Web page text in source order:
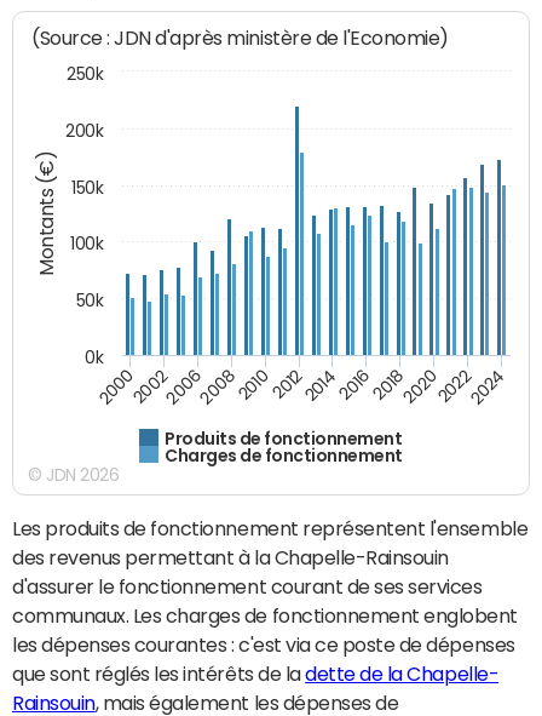
Montants (€)
(Source : JDN d'après ministère de l'Economie)
Produits de fonctionnement
Charges de fonctionnement
200020022006200820102012201420162018202020222024
0k
50k
100k
150k
200k
250k
© JDN 2026
Les produits de fonctionnement représentent l'ensemble
des revenus permettant à la Chapelle-Rainsouin
d'assurer le fonctionnement courant de ses services
communaux. Les charges de fonctionnement englobent
les dépenses courantes : c'est via ce poste de dépenses
que sont réglés les intérêts de ladette de la Chapelle-
Rainsouin, mais également les dépenses de